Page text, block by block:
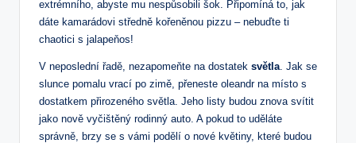
‍extrémního,⁢ abyste mu nespůsobili šok.​ Připomíná to, jak
dáte kamarádovi středně kořeněnou pizzu – nebuďte ti
chaotici s jalapeňos!
V neposlední ⁣řadě, nezapomeňte na ​dostatek světla . Jak se
slunce pomalu⁤ vrací po zimě, přeneste‌ oleandr‌ na místo s⁤
dostatkem přirozeného světla.⁤ Jeho listy⁤ budou znova⁢ svítit
jako nově vyčištěný rodinný ‍auto.‍ A pokud ​to uděláte
správně,⁤ brzy se s vámi‍ podělí o nové⁣ květiny, které ‌budou